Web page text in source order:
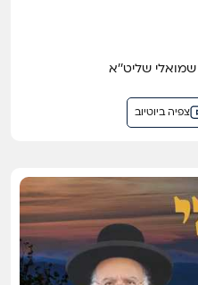
צפיה ביוטיוב